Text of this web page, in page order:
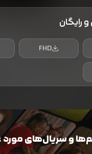
رایگان
FHD
و سریال‌های مورد